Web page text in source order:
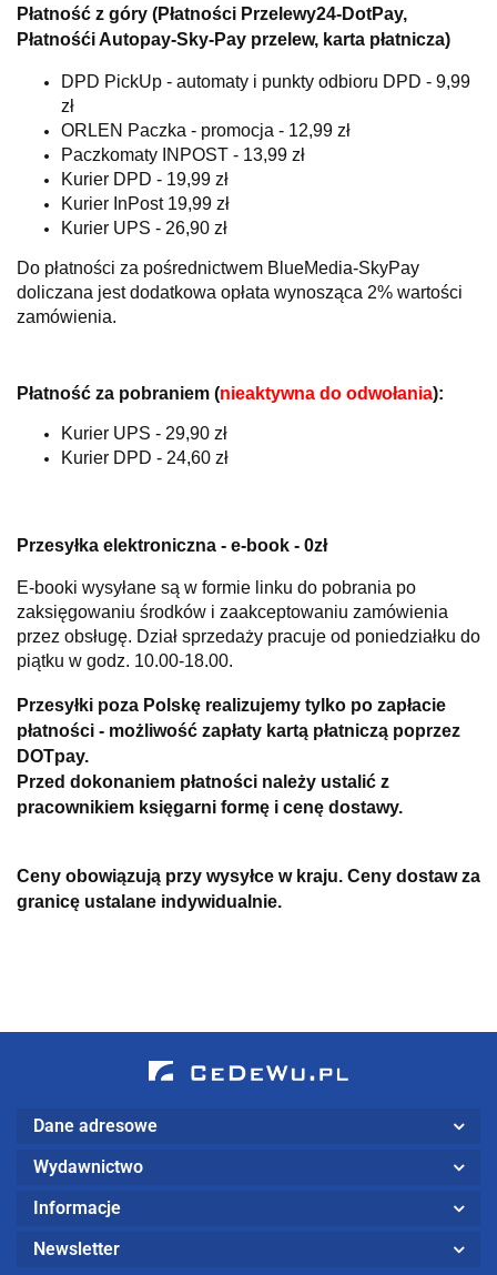
Płatność z góry (Płatności Przelewy24-DotPay,
Płatnośći Autopay-Sky-Pay przelew, karta płatnicza)
DPD PickUp - automaty i punkty odbioru DPD - 9,99
zł
ORLEN Paczka - promocja - 12,99 zł
Paczkomaty INPOST - 13,99 zł
Kurier DPD - 19,99 zł
Kurier InPost 19,99 zł
Kurier UPS - 26,90 zł
Do płatności za pośrednictwem BlueMedia-SkyPay
doliczana jest dodatkowa opłata wynosząca 2% wartości
zamówienia.
Płatność za pobraniem (nieaktywna do odwołania):
Kurier UPS - 29,90 zł
Kurier DPD - 24,60 zł
Przesyłka elektroniczna - e-book - 0zł
E-booki wysyłane są w formie linku do pobrania po
zaksięgowaniu środków i zaakceptowaniu zamówienia
przez obsługę. Dział sprzedaży pracuje od poniedziałku do
piątku w godz. 10.00-18.00.
Przesyłki poza Polskę realizujemy tylko po zapłacie
płatności - możliwość zapłaty kartą płatniczą poprzez
DOTpay.
Przed dokonaniem płatności należy ustalić z
pracownikiem księgarni formę i cenę dostawy.
Ceny obowiązują przy wysyłce w kraju. Ceny dostaw za
granicę ustalane indywidualnie.
Dane adresowe
Wydawnictwo
Informacje
Newsletter